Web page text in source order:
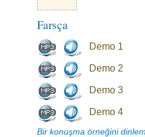
Farsça
Demo 1
Demo 2
Demo 3
Demo 4
Bir konuşma örneğini